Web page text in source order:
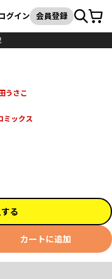
検索
グイン 会員登録カート
うさこ
ミックス
る
カートに追加